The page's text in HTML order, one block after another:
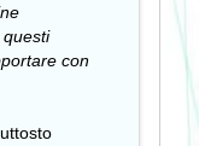
questi
con